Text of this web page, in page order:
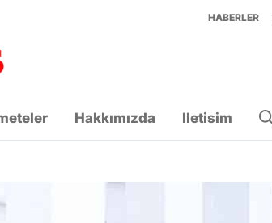
HABERLER
Hakkımızda Iletisim